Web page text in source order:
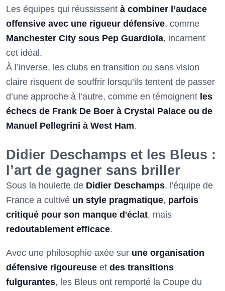
Les équipes qui réussissent à combiner l’audace
offensive avec une rigueur défensive, comme
Manchester City sous Pep Guardiola, incarnent
cet idéal.
À l’inverse, les clubs en transition ou sans vision
claire risquent de souffrir lorsqu’ils tentent de passer
d’une approche à l’autre, comme en témoignent les
échecs de Frank De Boer à Crystal Palace ou de
Manuel Pellegrini à West Ham.
Didier Deschamps et les Bleus :
l’art de gagner sans briller
Sous la houlette de Didier Deschamps, l'équipe de
France a cultivé un style pragmatique, parfois
critiqué pour son manque d'éclat, mais
redoutablement efficace.
Avec une philosophie axée sur une organisation
défensive rigoureuse et des transitions
fulgurantes, les Bleus ont remporté la Coupe du